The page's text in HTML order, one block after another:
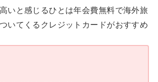
いと感じるひとは年会費無料で海外旅
いてくるクレジットカードがおすすめ